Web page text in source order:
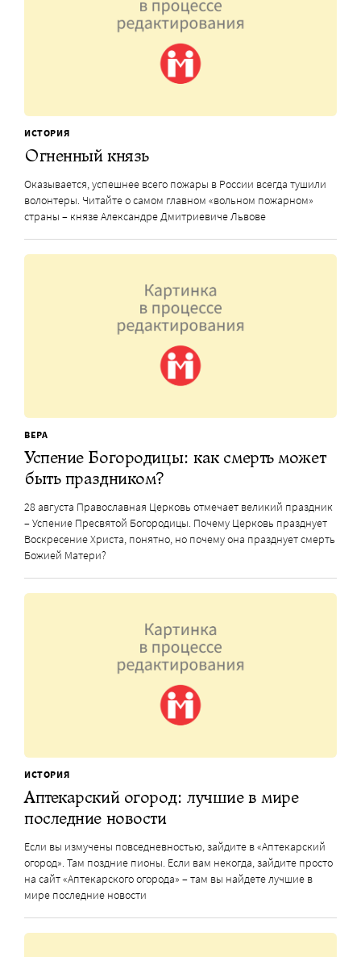
ИСТОРИЯ
Огненный князь
Оказывается, успешнее всего пожары в России всегда тушили
волонтеры. Читайте о самом главном «вольном пожарном»
страны – князе Александре Дмитриевиче Львове
ВЕРА
Успение Богородицы: как смерть может
быть праздником?
28 августа Православная Церковь отмечает великий праздник
– Успение Пресвятой Богородицы. Почему Церковь празднует
Воскресение Христа, понятно, но почему она празднует смерть
Божией Матери?
ИСТОРИЯ
Аптекарский огород: лучшие в мире
последние новости
Если вы измучены повседневностью, зайдите в «Аптекарский
огород». Там поздние пионы. Если вам некогда, зайдите просто
на сайт «Аптекарского огорода» – там вы найдете лучшие в
мире последние новости